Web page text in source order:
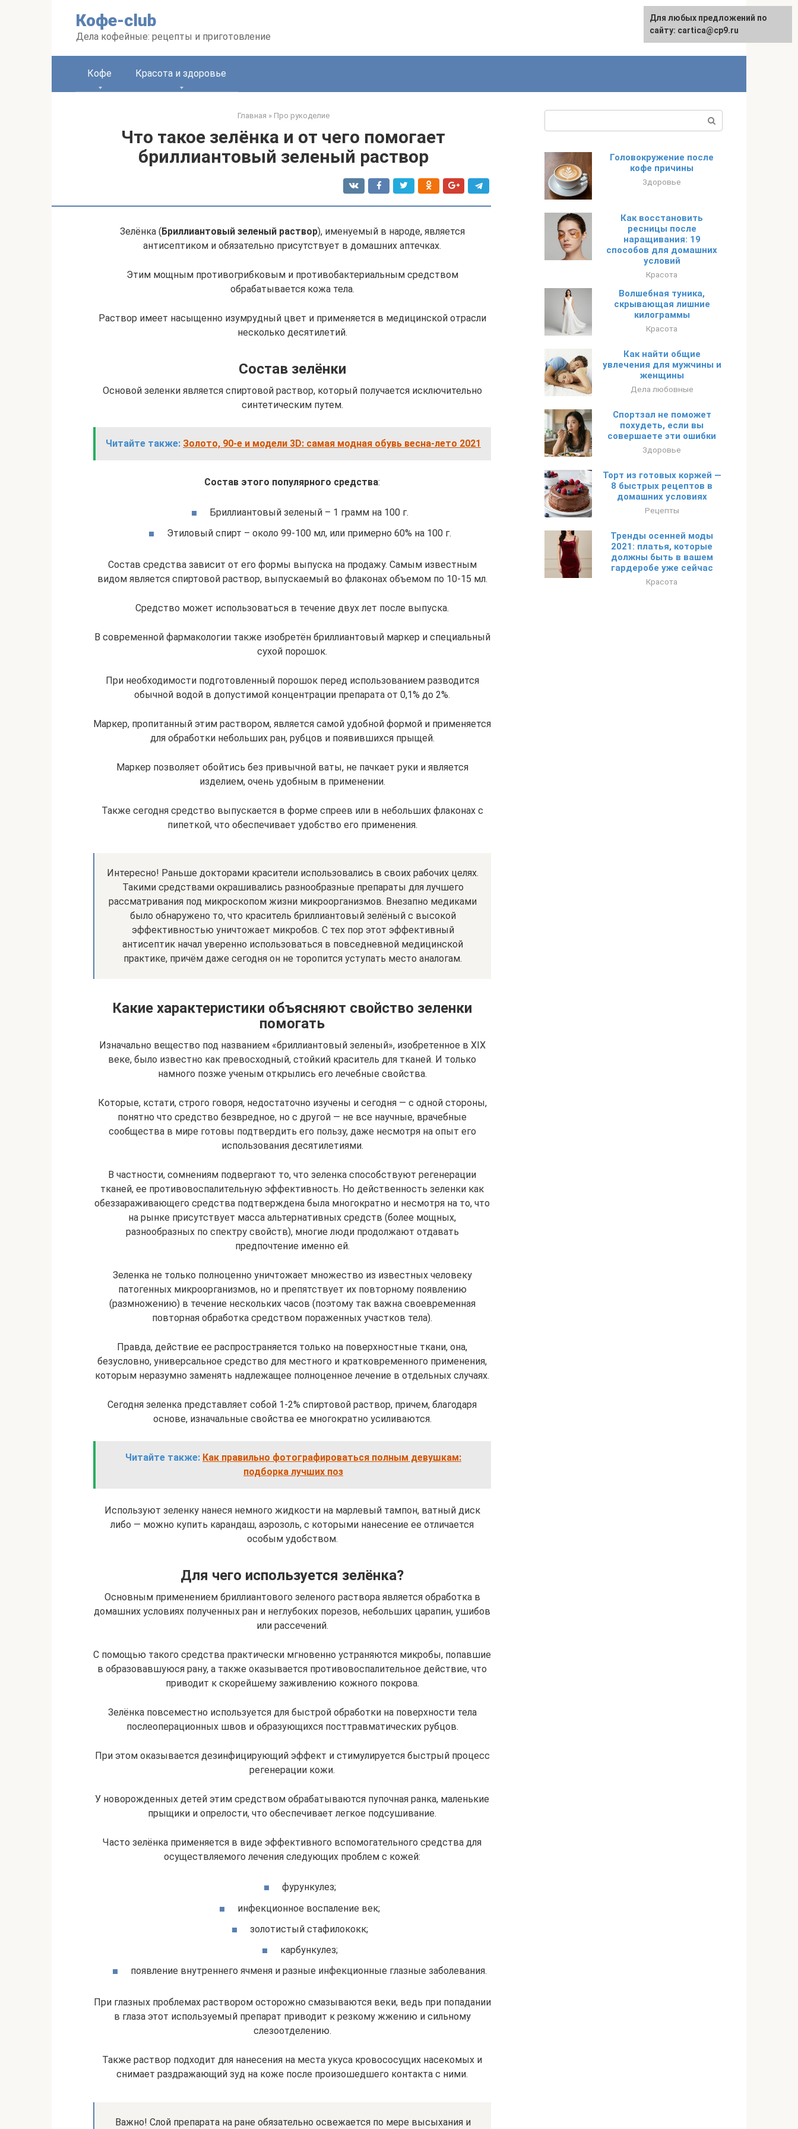
Кофе-club
Дела кофейные: рецепты и приготовление
English
Кофе Красота и здоровье
Главная » Про рукоделие
Что такое зелёнка и от чего помогает
бриллиантовый зеленый раствор
Зелёнка (Бриллиантовый зеленый раствор), именуемый в народе, является
антисептиком и обязательно присутствует в домашних аптечках.
Этим мощным противогрибковым и противобактериальным средством
обрабатывается кожа тела.
Раствор имеет насыщенно изумрудный цвет и применяется в медицинской отрасли
несколько десятилетий.
Состав зелёнки
Основой зеленки является спиртовой раствор, который получается исключительно
синтетическим путем.
Читайте также: Золото, 90-е и модели 3D: самая модная обувь весна-лето 2021
Состав этого популярного средства:
Бриллиантовый зеленый – 1 грамм на 100 г.
Этиловый спирт – около 99-100 мл, или примерно 60% на 100 г.
Состав средства зависит от его формы выпуска на продажу. Самым известным
видом является спиртовой раствор, выпускаемый во флаконах объемом по 10-15 мл.
Средство может использоваться в течение двух лет после выпуска.
В современной фармакологии также изобретён бриллиантовый маркер и специальный
сухой порошок.
При необходимости подготовленный порошок перед использованием разводится
обычной водой в допустимой концентрации препарата от 0,1% до 2%.
Маркер, пропитанный этим раствором, является самой удобной формой и применяется
для обработки небольших ран, рубцов и появившихся прыщей.
Маркер позволяет обойтись без привычной ваты, не пачкает руки и является
изделием, очень удобным в применении.
Также сегодня средство выпускается в форме спреев или в небольших флаконах с
пипеткой, что обеспечивает удобство его применения.
Интересно! Раньше докторами красители использовались в своих рабочих целях.
Такими средствами окрашивались разнообразные препараты для лучшего
рассматривания под микроскопом жизни микроорганизмов. Внезапно медиками
было обнаружено то, что краситель бриллиантовый зелёный с высокой
эффективностью уничтожает микробов. С тех пор этот эффективный
антисептик начал уверенно использоваться в повседневной медицинской
практике, причём даже сегодня он не торопится уступать место аналогам.
Какие характеристики объясняют свойство зеленки
помогать
Изначально вещество под названием «бриллиантовый зеленый», изобретенное в XIX
веке, было известно как превосходный, стойкий краситель для тканей. И только
намного позже ученым открылись его лечебные свойства.
Которые, кстати, строго говоря, недостаточно изучены и сегодня — с одной стороны,
понятно что средство безвредное, но с другой — не все научные, врачебные
сообщества в мире готовы подтвердить его пользу, даже несмотря на опыт его
использования десятилетиями.
В частности, сомнениям подвергают то, что зеленка способствуют регенерации
тканей, ее противовоспалительную эффективность. Но действенность зеленки как
обеззараживающего средства подтверждена была многократно и несмотря на то, что
на рынке присутствует масса альтернативных средств (более мощных,
разнообразных по спектру свойств), многие люди продолжают отдавать
предпочтение именно ей.
Зеленка не только полноценно уничтожает множество из известных человеку
патогенных микроорганизмов, но и препятствует их повторному появлению
(размножению) в течение нескольких часов (поэтому так важна своевременная
повторная обработка средством пораженных участков тела).
Правда, действие ее распространяется только на поверхностные ткани, она,
безусловно, универсальное средство для местного и кратковременного применения,
которым неразумно заменять надлежащее полноценное лечение в отдельных случаях.
Сегодня зеленка представляет собой 1-2% спиртовой раствор, причем, благодаря
основе, изначальные свойства ее многократно усиливаются.
Читайте также: Как правильно фотографироваться полным девушкам:
подборка лучших поз
Используют зеленку нанеся немного жидкости на марлевый тампон, ватный диск
либо — можно купить карандаш, аэрозоль, с которыми нанесение ее отличается
особым удобством.
Для чего используется зелёнка?
Основным применением бриллиантового зеленого раствора является обработка в
домашних условиях полученных ран и неглубоких порезов, небольших царапин, ушибов
или рассечений.
С помощью такого средства практически мгновенно устраняются микробы, попавшие
в образовавшуюся рану, а также оказывается противовоспалительное действие, что
приводит к скорейшему заживлению кожного покрова.
Зелёнка повсеместно используется для быстрой обработки на поверхности тела
послеоперационных швов и образующихся посттравматических рубцов.
При этом оказывается дезинфицирующий эффект и стимулируется быстрый процесс
регенерации кожи.
У новорожденных детей этим средством обрабатываются пупочная ранка, маленькие
прыщики и опрелости, что обеспечивает легкое подсушивание.
Часто зелёнка применяется в виде эффективного вспомогательного средства для
осуществляемого лечения следующих проблем с кожей:
фурункулез;
инфекционное воспаление век;
золотистый стафилококк;
карбункулез;
появление внутреннего ячменя и разные инфекционные глазные заболевания.
При глазных проблемах раствором осторожно смазываются веки, ведь при попадании
в глаза этот используемый препарат приводит к резкому жжению и сильному
слезоотделению.
Также раствор подходит для нанесения на места укуса кровососущих насекомых и
снимает раздражающий зуд на коже после произошедшего контакта с ними.
Важно! Слой препарата на ране обязательно освежается по мере высыхания и
Головокружение после
кофе причины
Здоровье
Как восстановить
ресницы после
наращивания: 19
способов для домашних
условий
Красота
Волшебная туника,
скрывающая лишние
килограммы
Красота
Как найти общие
увлечения для мужчины и
женщины
Дела любовные
Спортзал не поможет
похудеть, если вы
совершаете эти ошибки
Здоровье
Торт из готовых коржей —
8 быстрых рецептов в
домашних условиях
Рецепты
Тренды осенней моды
2021: платья, которые
должны быть в вашем
гардеробе уже сейчас
Красота
Для любых предложений по
сайту: cartica@cp9.ru